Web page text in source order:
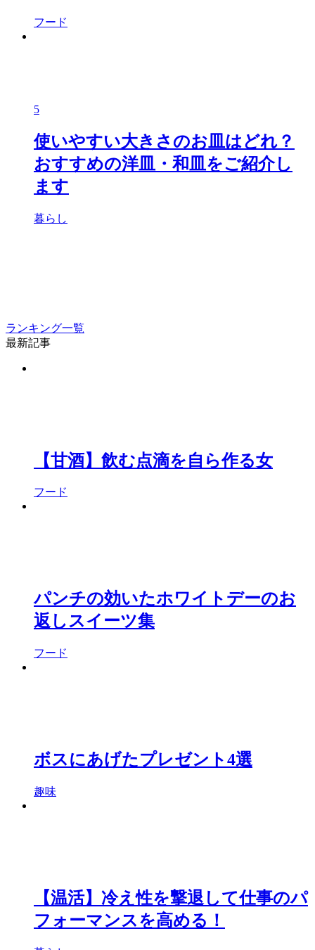
フード
5
使いやすい大きさのお皿はどれ？
おすすめの洋皿・和皿をご紹介し
ます
暮らし
ランキング一覧
最新記事
【甘酒】飲む点滴を自ら作る女
フード
パンチの効いたホワイトデーのお
返しスイーツ集
フード
ボスにあげたプレゼント4選
趣味
【温活】冷え性を撃退して仕事のパ
フォーマンスを高める！